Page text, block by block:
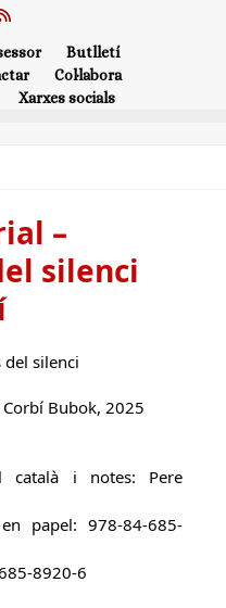
RSS
Butlletí
Col·labora
Xarxes socials
–
silenci
del silenci
Bubok, 2025
català i notes: Pere
papel: 978-84-685-
8920-6